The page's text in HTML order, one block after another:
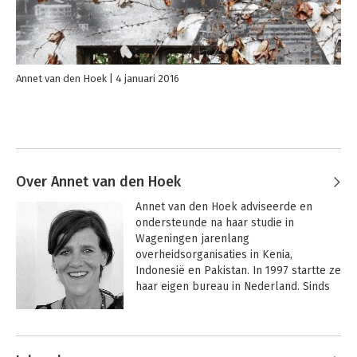
Annet van den Hoek 4 januari 2016
Over Annet van den Hoek
Annet van den Hoek adviseerde en
ondersteunde na haar studie in
Wageningen jarenlang
overheidsorganisaties in Kenia,
Indonesië en Pakistan. In 1997 startte ze
haar eigen bureau in Nederland. Sinds
‘Systeemdenken in de praktijk’.